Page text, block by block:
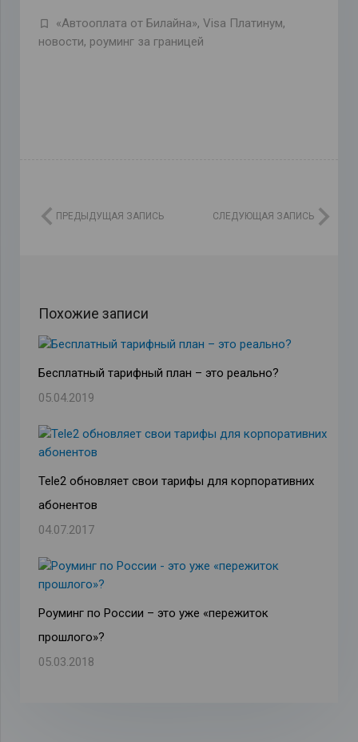
«Автооплата от Билайна», Visa Платинум,
новости, роуминг за границей
ПРЕДЫДУЩАЯ ЗАПИСЬ СЛЕДУЮЩАЯ ЗАПИСЬ
Похожие записи
Бесплатный тарифный план – это реально?
05.04.2019
Tele2 обновляет свои тарифы для корпоративних
абонентов
04.07.2017
Роуминг по России – это уже «пережиток
прошлого»?
05.03.2018